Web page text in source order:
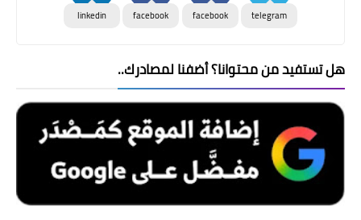
telegram
facebook
facebook
linkedin
هل تستفيد من محتوانا؟ أضفنا لمصادرك..